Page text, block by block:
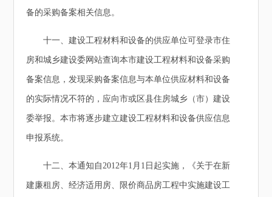
备的采购备案相关信息。
十一、建设工程材料和设备的供应单位可登录市住
房和城乡建设委网站查询本市建设工程材料和设备采购
备案信息，发现采购备案信息与本单位供应材料和设备
的实际情况不符的，应向市或区县住房城乡（市）建设
委举报。本市将逐步建立建设工程材料和设备供应信息
申报系统。
十二、本通知自2012年1月1日起实施，《关于在新
建廉租房、经济适用房、限价商品房工程中实施建设工